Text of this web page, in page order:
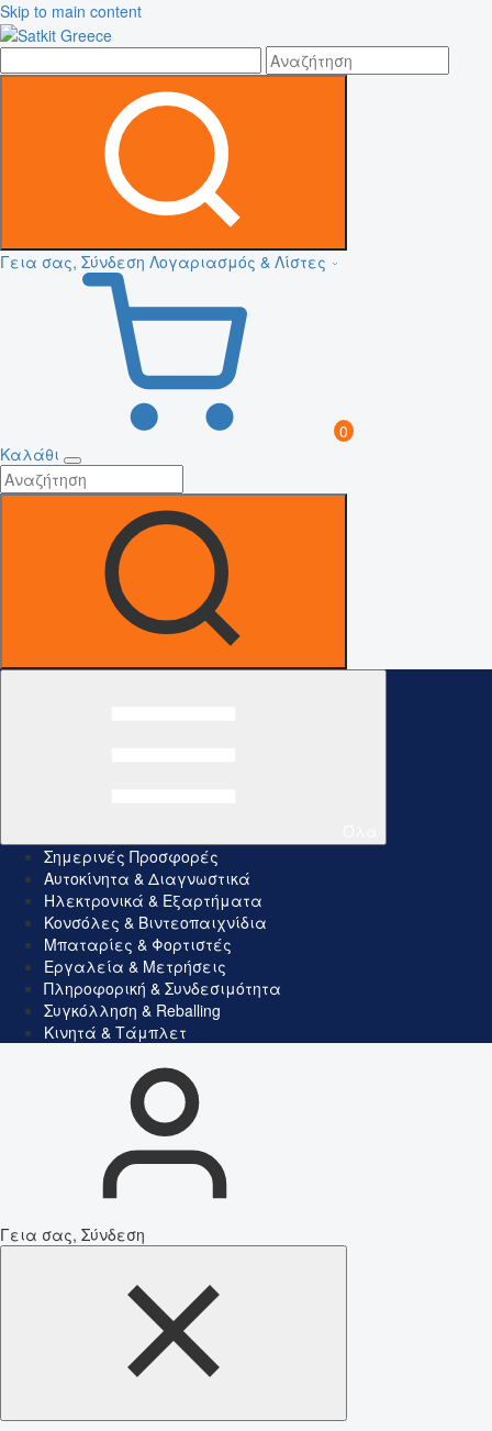
Skip to main content
Γεια σας, Σύνδεση Λογαριασμός & Λίστες
0
Καλάθι
Σημερινές Προσφορές
Αυτοκίνητα & Διαγνωστικά
Ηλεκτρονικά & Εξαρτήματα
Κονσόλες & Βιντεοπαιχνίδια
Μπαταρίες & Φορτιστές
Εργαλεία & Μετρήσεις
Πληροφορική & Συνδεσιμότητα
Συγκόλληση & Reballing
Κινητά & Τάμπλετ
Γεια σας, Σύνδεση